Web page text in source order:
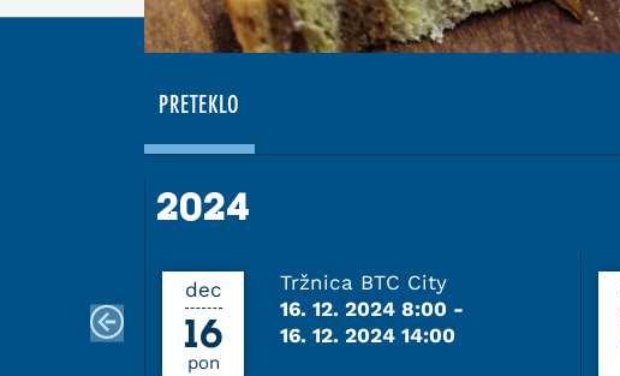
PRETEKLO
2024
2024
dec
16
pon
Tržnica BTC City
16. 12. 2024 8:00 -
16. 12. 2024 14:00